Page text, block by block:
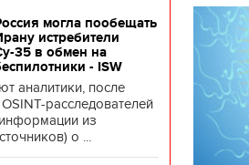
могла пообещать
истребители
35 в обмен на
- ISW
аналитики, после
расследователей
из
о ...